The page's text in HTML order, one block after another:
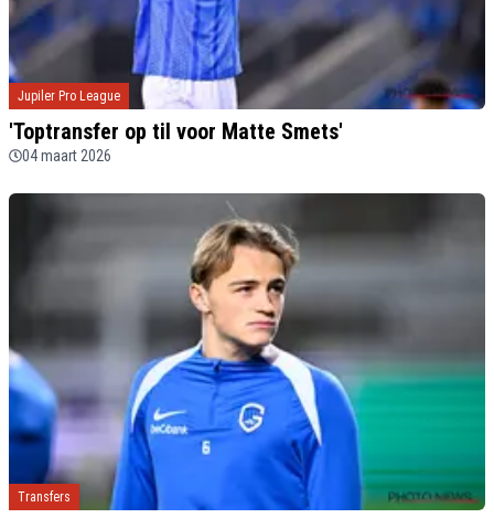
Jupiler Pro League
'Toptransfer op til voor Matte Smets'
04 maart 2026
Transfers